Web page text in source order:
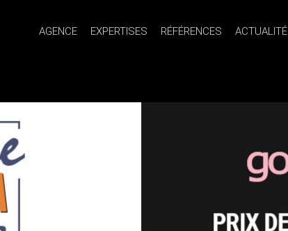
AGENCE EXPERTISES RÉFÉRENCES ACTUALITÉ